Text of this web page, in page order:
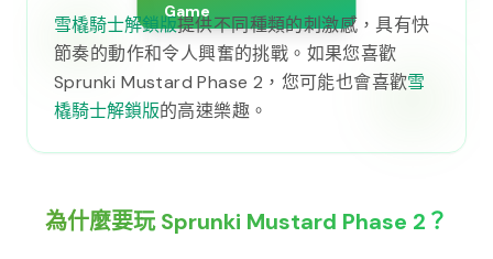
Game
雪橇騎士解鎖版提供不同種類的刺激感，具有快
節奏的動作和令人興奮的挑戰。如果您喜歡
Sprunki Mustard Phase 2，您可能也會喜歡雪
橇騎士解鎖版的高速樂趣。
為什麼要玩 Sprunki Mustard Phase 2？